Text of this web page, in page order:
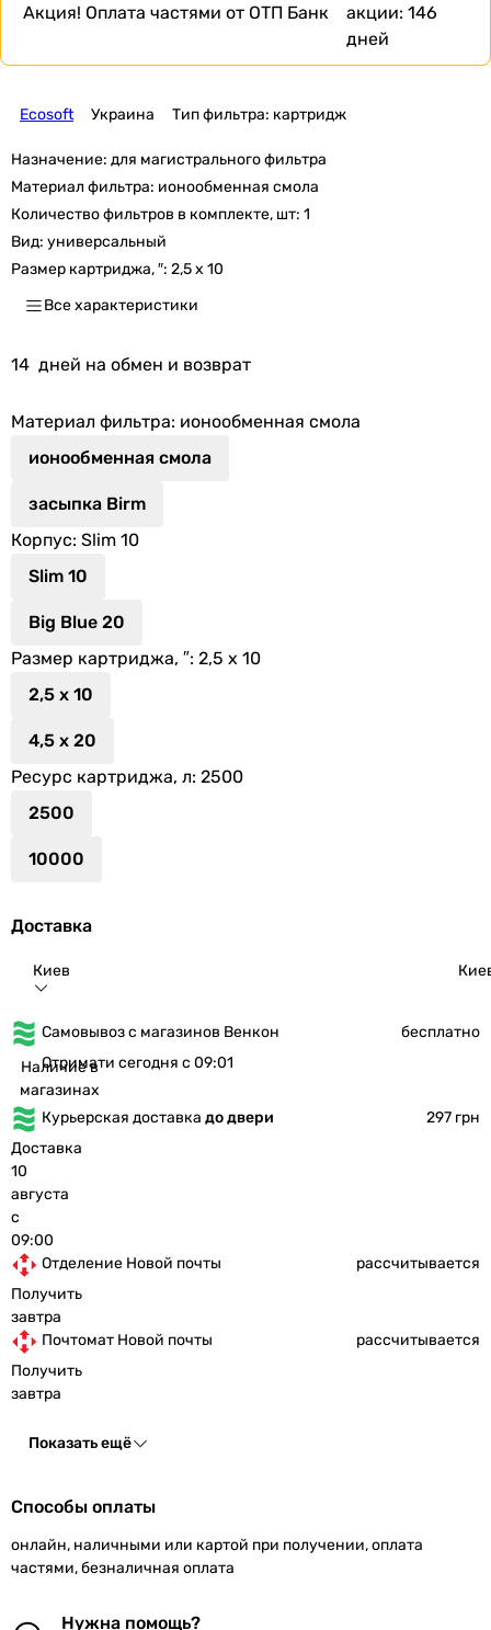
Акция! Оплата частями от ОТП Банк
акции: 146
дней
Ecosoft Украина Тип фильтра: картридж
Назначение: для магистрального фильтра
Материал фильтра: ионообменная смола
Количество фильтров в комплекте, шт: 1
Вид: универсальный
Размер картриджа, ″: 2,5 x 10
Все характеристики
14 дней на обмен и возврат
Материал фильтра: ионообменная смола
ионообменная смола
засыпка Birm
Корпус: Slim 10
Slim 10
Big Blue 20
Размер картриджа, ″: 2,5 x 10
2,5 x 10
4,5 x 20
Ресурс картриджа, л: 2500
2500
10000
Доставка
Киев
Самовывоз с магазинов Венкон
бесплатно
Наличие в
магазинах
Отримати сегодня с 09:01
Курьерская доставка до двери
297 грн
Доставка
10
августа
с
09:00
Отделение Новой почты
рассчитывается
Получить
завтра
Почтомат Новой почты
рассчитывается
Получить
завтра
Показать ещё
Способы оплаты
онлайн, наличными или картой при получении, оплата
частями, безналичная оплата
Нужна помощь?